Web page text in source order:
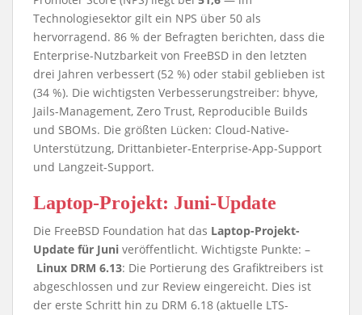
Technologiesektor gilt ein NPS über 50 als
hervorragend. 86 % der Befragten berichten, dass die
Enterprise-Nutzbarkeit von FreeBSD in den letzten
drei Jahren verbessert (52 %) oder stabil geblieben ist
(34 %). Die wichtigsten Verbesserungstreiber: bhyve,
Jails-Management, Zero Trust, Reproducible Builds
und SBOMs. Die größten Lücken: Cloud-Native-
Unterstützung, Drittanbieter-Enterprise-App-Support
und Langzeit-Support.
Laptop-Projekt: Juni-Update
Die FreeBSD Foundation hat das Laptop-Projekt-
Update für Juni veröffentlicht. Wichtigste Punkte: –
Linux DRM 6.13: Die Portierung des Grafiktreibers ist
abgeschlossen und zur Review eingereicht. Dies ist
der erste Schritt hin zu DRM 6.18 (aktuelle LTS-